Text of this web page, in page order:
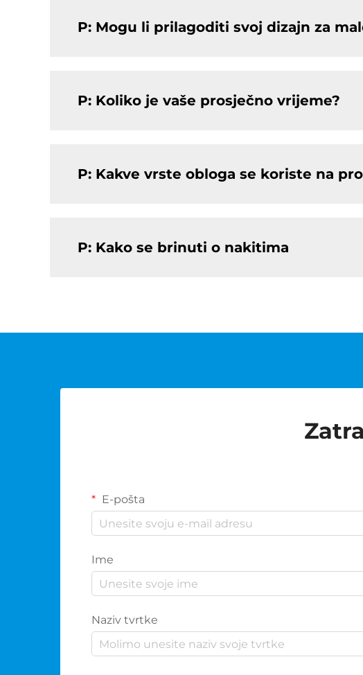
P: Mogu li prilagoditi svoj dizajn za
P: Koliko je vaše prosječno vrijeme?
P: Kakve vrste obloga se koriste na
P: Kako se brinuti o nakitima
E-pošta
Ime
Naziv tvrtke